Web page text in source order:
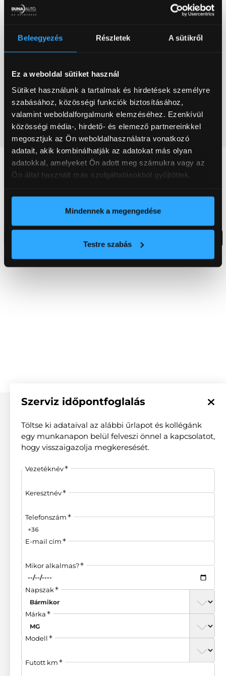
Beleegyezés Részletek A sütikről
Ez a weboldal sütiket használ
Sütiket használunk a tartalmak és hirdetések személyre
szabásához, közösségi funkciók biztosításához,
valamint weboldalforgalmunk elemzéséhez. Ezenkívül
közösségi média-, hirdető- és elemező partnereinkkel
megosztjuk az Ön weboldalhasználatra vonatkozó
adatait, akik kombinálhatják az adatokat más olyan
adatokkal, amelyeket Ön adott meg számukra vagy az
Ön által használt más szolgáltatásokból gyűjtöttek.
Mindennek a megengedése
Testre szabás
KÉRDÉSE VAN?
LÉPJEN KAPCSOLATBA
SZAKÉRTŐINKKEL
KAPCSOLAT
1037 Budapest, Zay u. 24.
+36 1 801 4179
Nyitvatartás
Hétfőtől - Péntekig: 7:00 - 16:00
Szerviz időpontfoglalás
Töltse ki adataival az alábbi űrlapot és kollégánk
egy munkanapon belül felveszi önnel a kapcsolatot,
hogy visszaigazolja megkeresését.
Vezetéknév
Keresztnév
Telefonszám
E-mail cím
Mikor alkalmas?
Napszak
Márka
Modell
Futott km